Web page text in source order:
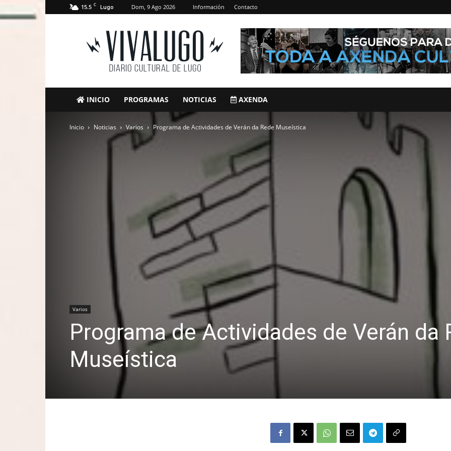
15.5 C Lugo Dom, 9 Ago 2026 Información Contacto
VivaLugo
INICIO PROGRAMAS NOTICIAS AXENDA
Inicio Noticias Varios Programa de Actividades de Verán da Rede Museística
Varios
Programa de Actividades de Verán da
Museística